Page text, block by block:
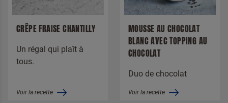
CRÊPE FRAISE CHANTILLY
Un régal qui plaît à
tous.
Voir la recette
MOUSSE AU CHOCOLAT
BLANC AVEC TOPPING AU
CHOCOLAT
Duo de chocolat
Voir la recette
Je suis un professionnel